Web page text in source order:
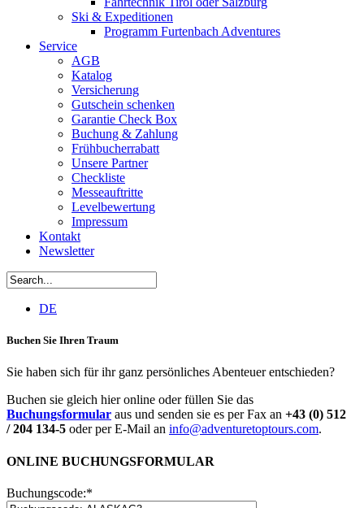
Ski & Expeditionen
Programm Furtenbach Adventures
Service
AGB
Katalog
Versicherung
Gutschein schenken
Garantie Check Box
Buchung & Zahlung
Frühbucherrabatt
Unsere Partner
Checkliste
Messeauftritte
Levelbewertung
Impressum
Kontakt
Newsletter
DE
Buchen Sie Ihren Traum
Sie haben sich für ihr ganz persönliches Abenteuer entschieden?
Buchen sie gleich hier online oder füllen Sie das
Buchungsformular aus und senden sie es per Fax an +43 (0) 512
/ 204 134-5 oder per E-Mail an info@adventuretoptours.com.
ONLINE BUCHUNGSFORMULAR
Buchungscode:*